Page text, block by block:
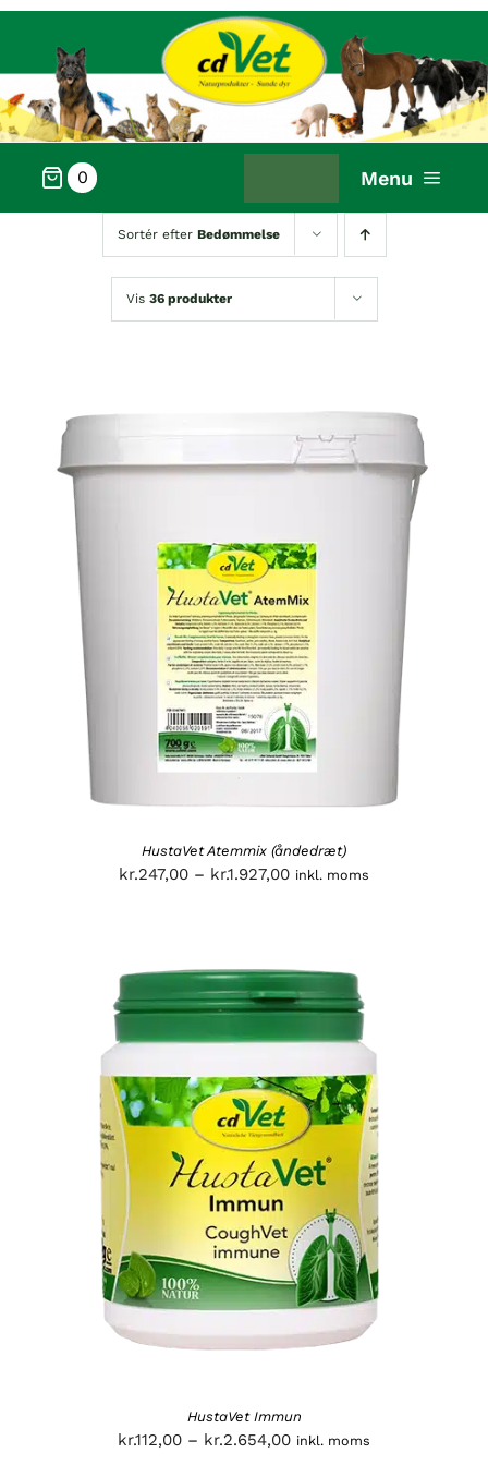
content
Menu
0
Sortér efter Bedømmelse
Vis 36 produkter
HustaVet Atemmix (åndedræt)
kr.247,00 – kr.1.927,00Prisinterval:
inkl. moms
HustaVet Immun
kr.112,00 – kr.2.654,00Prisinterval:
inkl. moms